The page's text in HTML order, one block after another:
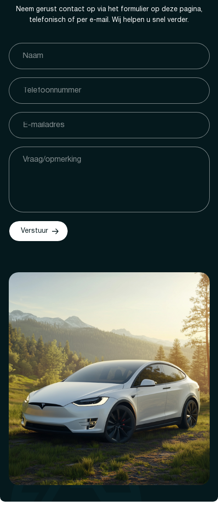
Neem gerust contact op via het formulier op deze pagina,
telefonisch of per e-mail. Wij helpen u snel verder.
Verstuur